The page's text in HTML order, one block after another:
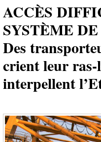
ACCÈS
SYSTÈME
Des
crient leur ras-
interpellent